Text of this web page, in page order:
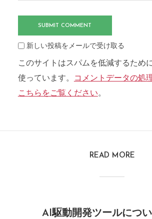
新しい投稿をメールで受け取る
このサイトはスパムを低減するため
使っています。
コメントデータの処
こちらをご覧ください。
READ MORE
AI駆動開発ツールにつ